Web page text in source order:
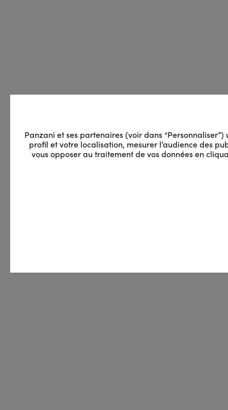
Panzani et ses partenaires (voir dans
profil et votre localisation, mesurer l’audience des
vous opposer au traitement de vos données en